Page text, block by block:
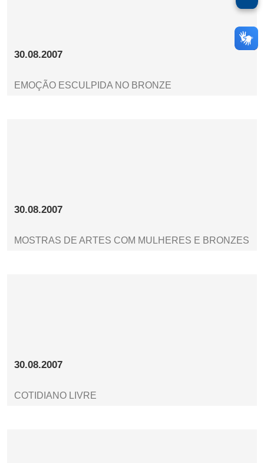
30.08.2007
EMOÇÃO ESCULPIDA NO BRONZE
30.08.2007
MOSTRAS DE ARTES COM MULHERES E BRONZES
30.08.2007
COTIDIANO LIVRE